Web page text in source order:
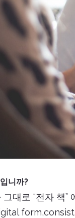
니까?
대로 “전자 책”